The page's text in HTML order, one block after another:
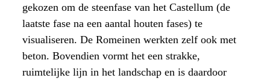
gekozen om de steenfase van het Castellum (de
laatste fase na een aantal houten fases) te
visualiseren. De Romeinen werkten zelf ook met
beton. Bovendien vormt het een strakke,
ruimtelijke lijn in het landschap en is daardoor